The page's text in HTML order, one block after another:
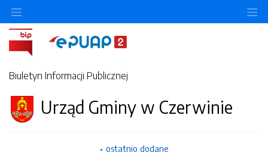
Biuletyn Informacji Publicznej
Urząd Gminy w Czerwinie
ostatnio dodane